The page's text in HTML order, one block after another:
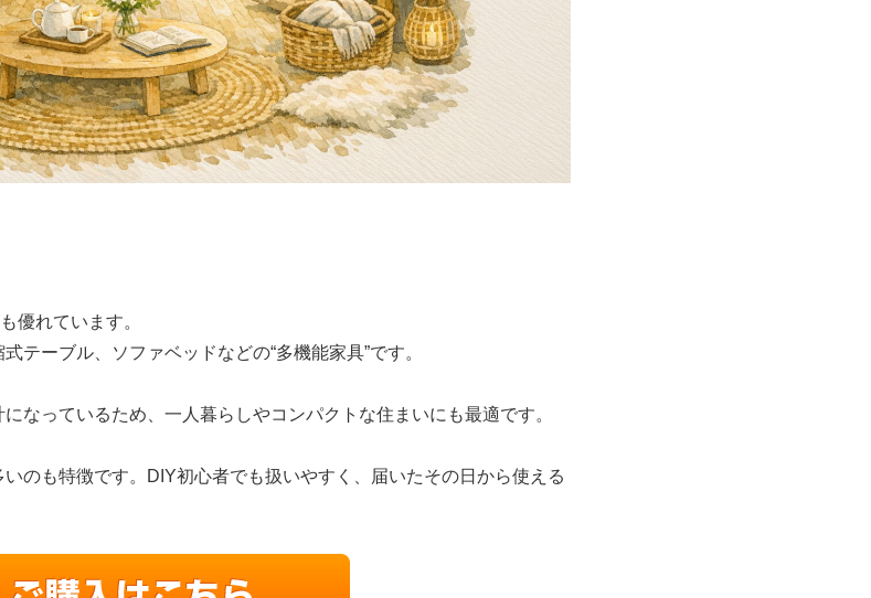
優れています。
テーブル、ソファベッドなどの“多機能家具”です。
なっているため、一人暮らしやコンパクトな住まいにも最適です。
のも特徴です。DIY初心者でも扱いやすく、届いたその日から使える